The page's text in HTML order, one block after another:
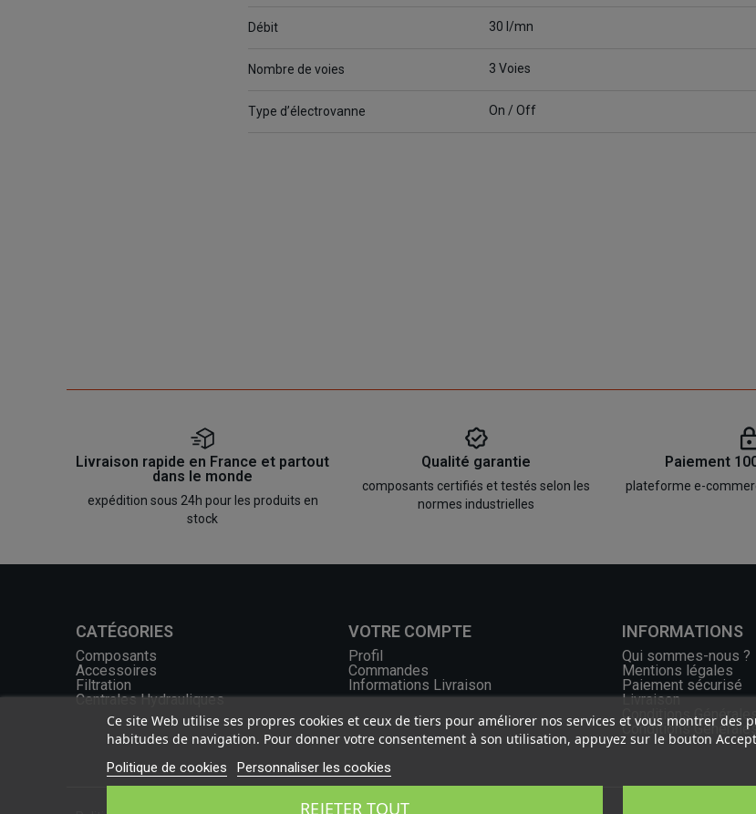
Débit 30 l/mn
Nombre de voies 3 Voies
Type d’électrovanne On / Off
Livraison rapide en France et partout
dans le monde
expédition sous 24h pour les produits en
stock
Qualité garantie
composants certifiés et testés selon les
normes industrielles
Paiement
plateforme e-
CATÉGORIES
Composants
Accessoires
Filtration
Centrales Hydrauliques
VOTRE COMPTE
Profil
Commandes
Informations Livraison
INFORMATIONS
Qui sommes-nous ?
Mentions légales
Paiement sécurisé
Livraison
Conditions
Conditions
Ce site Web utilise ses propres cookies et ceux de tiers pour améliorer nos services et vous montrer des
habitudes de navigation. Pour donner votre consentement à son utilisation, appuyez sur le bouton
Politique de cookies Personnaliser les cookies
REJETER TOUT